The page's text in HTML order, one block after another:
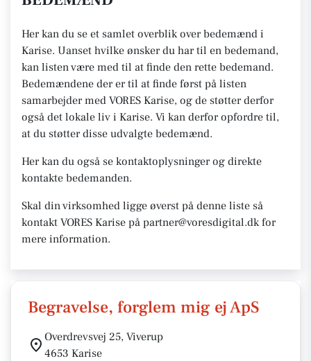
Her kan du se et samlet overblik over bedemænd i
Karise. Uanset hvilke ønsker du har til en bedemand,
kan listen være med til at finde den rette bedemand.
Bedemændene der er til at finde først på listen
samarbejder med VORES Karise, og de støtter derfor
også det lokale liv i Karise. Vi kan derfor opfordre til,
at du støtter disse udvalgte bedemænd.
Her kan du også se kontaktoplysninger og direkte
kontakte bedemanden.
Skal din virksomhed ligge øverst på denne liste så
kontakt VORES Karise på partner@voresdigital.dk for
mere information.
Begravelse, forglem mig ej ApS
Overdrevsvej 25, Viverup
4653 Karise